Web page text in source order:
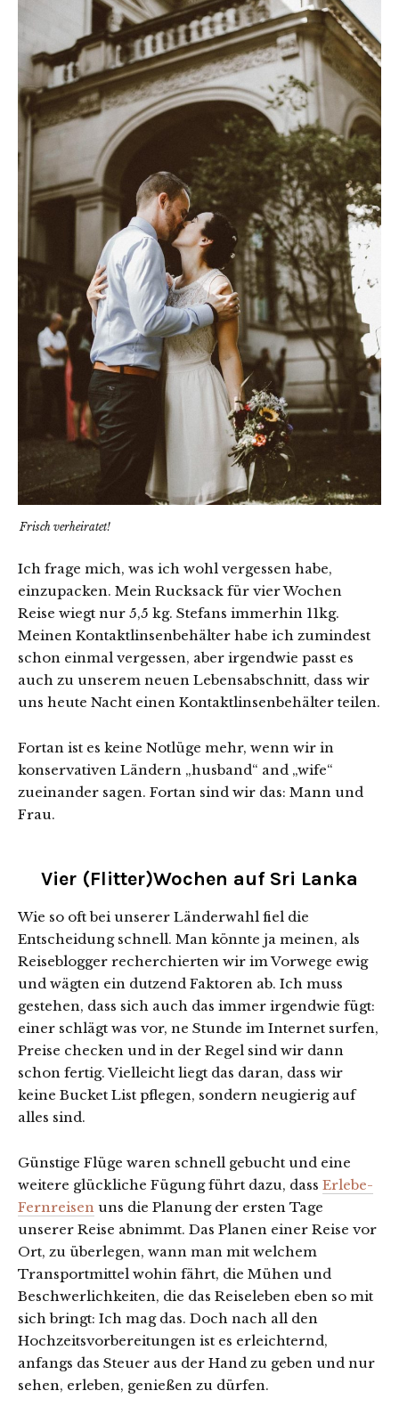
Frisch verheiratet!
Ich frage mich, was ich wohl vergessen habe,
einzupacken. Mein Rucksack für vier Wochen
Reise wiegt nur 5,5 kg. Stefans immerhin 11kg.
Meinen Kontaktlinsenbehälter habe ich zumindest
schon einmal vergessen, aber irgendwie passt es
auch zu unserem neuen Lebensabschnitt, dass wir
uns heute Nacht einen Kontaktlinsenbehälter teilen.
Fortan ist es keine Notlüge mehr, wenn wir in
konservativen Ländern „husband“ and „wife“
zueinander sagen. Fortan sind wir das: Mann und
Frau.
Vier (Flitter)Wochen auf Sri Lanka
Wie so oft bei unserer Länderwahl fiel die
Entscheidung schnell. Man könnte ja meinen, als
Reiseblogger recherchierten wir im Vorwege ewig
und wägten ein dutzend Faktoren ab. Ich muss
gestehen, dass sich auch das immer irgendwie fügt:
einer schlägt was vor, ne Stunde im Internet surfen,
Preise checken und in der Regel sind wir dann
schon fertig. Vielleicht liegt das daran, dass wir
keine Bucket List pflegen, sondern neugierig auf
alles sind.
Günstige Flüge waren schnell gebucht und eine
weitere glückliche Fügung führt dazu, dass Erlebe-
Fernreisen uns die Planung der ersten Tage
unserer Reise abnimmt. Das Planen einer Reise vor
Ort, zu überlegen, wann man mit welchem
Transportmittel wohin fährt, die Mühen und
Beschwerlichkeiten, die das Reiseleben eben so mit
sich bringt: Ich mag das. Doch nach all den
Hochzeitsvorbereitungen ist es erleichternd,
anfangs das Steuer aus der Hand zu geben und nur
sehen, erleben, genießen zu dürfen.